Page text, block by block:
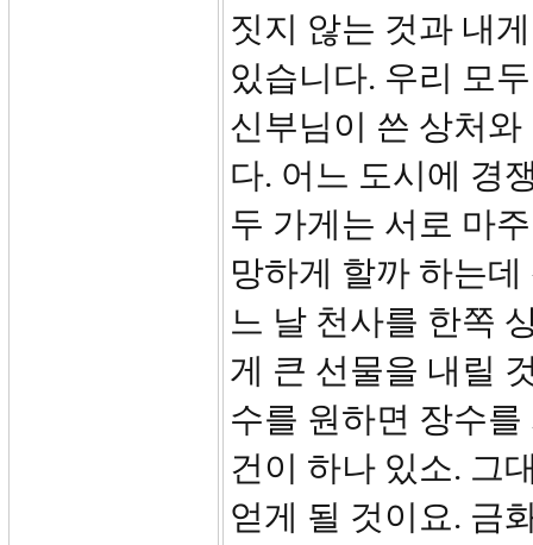
짓지 않는 것과 내
있습니다. 우리 모
신부님이 쓴 상처
다. 어느 도시에 경
두 가게는 서로 마
망하게 할까 하는
느 날 천사를 한쪽
게 큰 선물을 내릴
수를 원하면 장수
건이 하나 있소. 그
얻게 될 것이요. 금